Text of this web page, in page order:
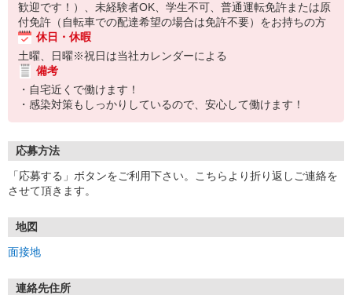
歓迎です！）、未経験者OK、学生不可、普通運転免許または原
付免許（自転車での配達希望の場合は免許不要）をお持ちの方
休日・休暇
土曜、日曜※祝日は当社カレンダーによる
備考
・自宅近くで働けます！
・感染対策もしっかりしているので、安心して働けます！
応募方法
「応募する」ボタンをご利用下さい。こちらより折り返しご連絡を
させて頂きます。
地図
面接地
連絡先住所